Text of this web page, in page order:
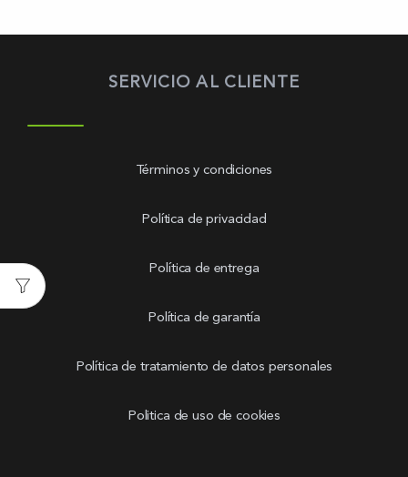
SERVICIO AL CLIENTE
Términos y condiciones
Política de privacidad
Política de entrega
Política de garantía
Política de tratamiento de datos personales
Politica de uso de cookies